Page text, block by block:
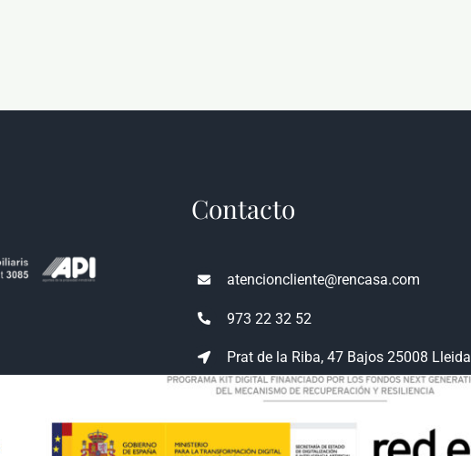
Contacto
atencioncliente@rencasa.com
973 22 32 52
Prat de la Riba, 47 Bajos 25008 Lleida